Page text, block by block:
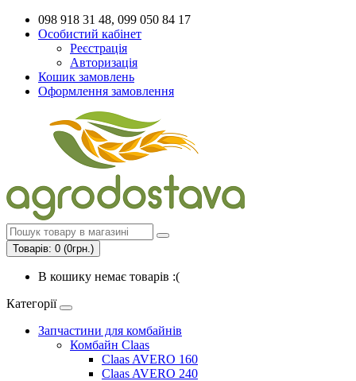
098 918 31 48, 099 050 84 17
Особистий кабінет
Реєстрація
Авторизація
Кошик замовлень
Оформлення замовлення
Товарів: 0 (0грн.)
В кошику немає товарів :(
Категорії
Запчастини для комбайнів
Комбайн Claas
Claas AVERO 160
Claas AVERO 240